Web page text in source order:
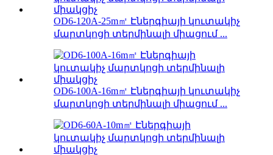
OD6-120A-25m㎡ Էներգիայի կուտակիչ
մարտկոցի տերմինալի միացում ...
OD6-100A-16m㎡ Էներգիայի կուտակիչ
մարտկոցի տերմինալի միացում ...